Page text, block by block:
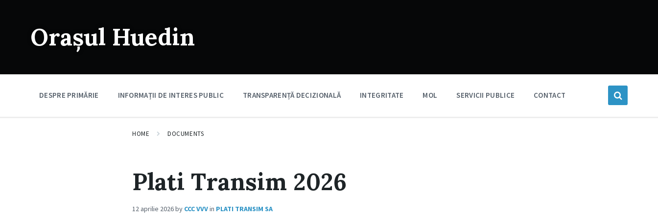
navigationOrașul Huedin
DESPRE PRIMĂRIE INFORMAȚII DE INTERES PUBLIC TRANSPARENȚĂ DECIZIONALĂ INTEGRITATE MOL SERVICII PUBLICE CONTACT
HOME DOCUMENTS
Plati Transim 2026
12 aprilie 2026by CCC VVVin PLATI TRANSIM SA